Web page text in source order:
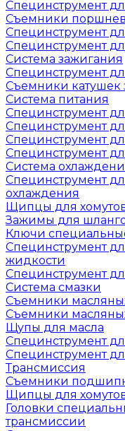
Специнструмент
Съемники
Специнструмент
Специнструмент
Система зажигания
Специнструмент
Съемники катушек
Система питания
Специнструмент
Специнструмент
Специнструмент
Специнструмент
Система
Специнструмент
охлаждения
Щипцы для
Зажимы для
Ключи
Специнструмент
жидкости
Специнструмент
Система смазки
Съемники
Съемники
Щупы для масла
Специнструмент
Специнструмент
Трансмиссия
Съемники
Щипцы для
Головки
трансмиссии